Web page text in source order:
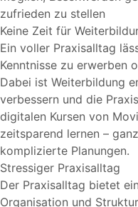
zufrieden zu stellen
Keine Zeit für
Ein voller Praxisalltag
Kenntnisse zu erwerben
Dabei ist Weiterbildung
verbessern und die
digitalen Kursen von
zeitsparend lernen –
komplizierte Planungen.
Stressiger Praxisalltag
Der Praxisalltag bietet
Organisation und